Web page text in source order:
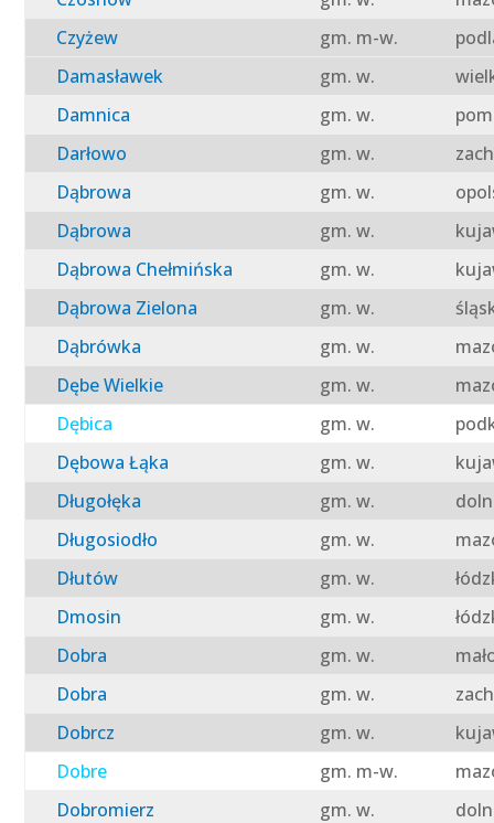
Czyżew
gm. m-w.
Damasławek
gm. w.
Damnica
gm. w.
Darłowo
gm. w.
Dąbrowa
gm. w.
Dąbrowa
gm. w.
Dąbrowa Chełmińska
gm. w.
Dąbrowa Zielona
gm. w.
Dąbrówka
gm. w.
Dębe Wielkie
gm. w.
Dębica
gm. w.
Dębowa Łąka
gm. w.
Długołęka
gm. w.
Długosiodło
gm. w.
Dłutów
gm. w.
Dmosin
gm. w.
Dobra
gm. w.
Dobra
gm. w.
Dobrcz
gm. w.
Dobre
gm. m-w.
Dobromierz
gm. w.